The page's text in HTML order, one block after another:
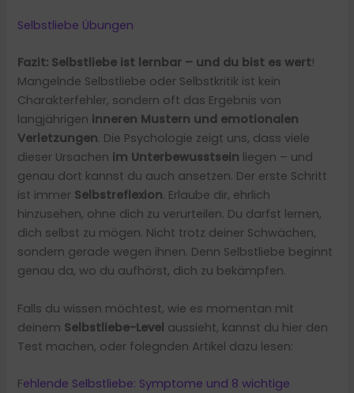
Selbstliebe Übungen
Fazit: Selbstliebe ist lernbar – und du bist es wert!
Mangelnde Selbstliebe oder Selbstkritik ist kein
Charakterfehler, sondern oft das Ergebnis von
langjährigen inneren Mustern und emotionalen
Verletzungen. Die Psychologie zeigt uns, dass viele
dieser Ursachen im Unterbewusstsein liegen – und
genau dort kannst du auch ansetzen. Der erste Schritt
ist immer Selbstreflexion. Erlaube dir, ehrlich
hinzusehen, ohne dich zu verurteilen. Du darfst lernen,
dich selbst zu mögen. Nicht trotz deiner Schwächen,
sondern gerade wegen ihnen. Denn Selbstliebe beginnt
genau da, wo du aufhörst, dich zu bekämpfen.
Falls du wissen möchtest, wie es momentan mit
deinem Selbstliebe-Level aussieht, kannst du hier den
Test machen, oder folegnden Artikel dazu lesen:
Fehlende Selbstliebe: Symptome und 8 wichtige